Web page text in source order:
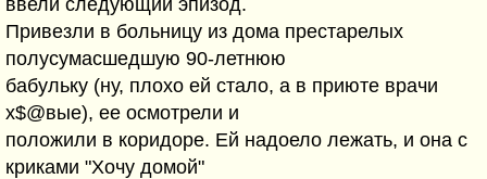
ввели следующий эпизод.
Привезли в больницу из дома престарелых
полусумасшедшую 90-летнюю
бабульку (ну, плохо ей стало, а в приюте врачи
х$@вые), ее осмотрели и
положили в коридоре. Ей надоело лежать, и она с
криками "Хочу домой"